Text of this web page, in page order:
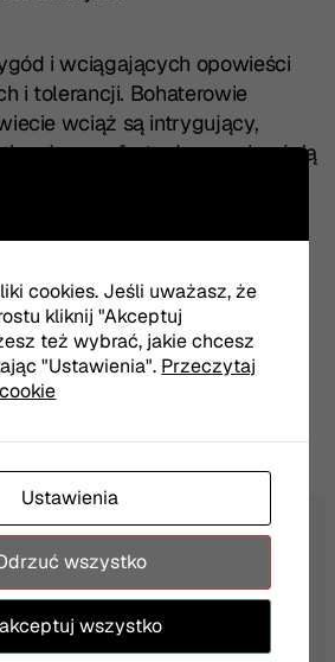
i wciągających opowieści
i tolerancji. Bohaterowie
wciąż są intrygujący,
odwagą, fantazją, uczciwością
innych ludzi. Reżyserem
Ratajczak
Sterankę, Emilię
cookies. Jeśli uważasz, że
kliknij "Akceptuj
też wybrać, jakie chcesz
"Ustawienia". Przeczytaj
Ustawienia
wszystko
wszystko